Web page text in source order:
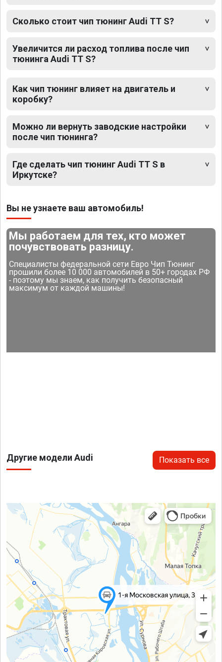
Сколько стоит чип тюнинг Audi TT S?
Увеличится ли расход топлива после чип
тюнинга Audi TT S?
Как чип тюнинг влияет на двигатель и
коробку?
Можно ли вернуть заводские настройки
после чип тюнинга?
Где сделать чип тюнинг Audi TT S в
Иркутске?
Вы не узнаете ваш автомобиль!
Мы работаем для тех, кто может
почувствовать разницу.
Специалисты федеральной сети Евро Чип Тюнинг
прошили более 10 000 автомобилей в 50+ городах РФ
- поэтому мы знаем, как получить безопасный
максимум от каждой машины!
Другие модели Audi Показать все